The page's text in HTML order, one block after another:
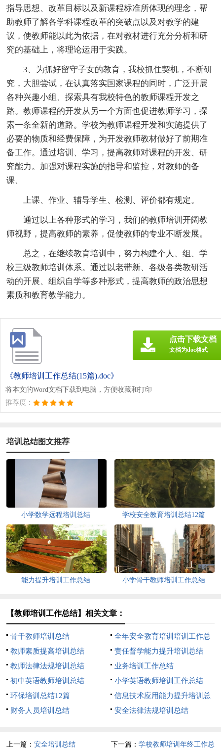
指导思想、改革目标以及新课程标准所体现的理念，帮
助教师了解各学科课程改革的突破点以及对教学的建
议，使教师能以此为依据，在对教材进行充分分析和研
究的基础上，将理论运用于实践。
3、为抓好留守子女的教育，我校抓住契机，不断研
究，大胆尝试，在认真落实国家课程的同时，广泛开展
各种兴趣小组、探索具有我校特色的教师课程开发之
路。教师课程的开发从另一个方面也促进教师学习，探
索一条全新的道路。学校为教师课程开发和实施提供了
必要的物质和经费保障，为开发教师教材做好了前期准
备工作。通过培训、学习，提高教师对课程的开发、研
究能力。加强对课程实施的指导和监控，对教师的备
课、
上课、作业、辅导学生、检测、评价都有规定。
通过以上各种形式的学习，我们的教师培训开阔教
师视野，提高教师的素养，促使教师的专业不断发展。
总之，在继续教育培训中，努力构建个人、组、学
校三级教师培训体系。通过以老带新、各级各类教研活
动的开展、组织自学等多种形式，提高教师的政治思想
素质和教育教学能力。
《教师培训工作总结(15篇).doc》
将本文的Word文档下载到电脑，方便收藏和打印
推荐度：
点击下载文档
文档为doc格式
培训总结图文推荐
小学数学远程培训总结 学校安全教育培训总结12篇
能力提升培训工作总结 小学骨干教师培训工作总结
【教师培训工作总结】相关文章：
骨干教师培训总结
全年安全教育培训培训工作总
结
教师素质提高培训总结
责任督学能力提升培训总结
教师法律法规培训总结
业务培训工作总结
初中英语教师培训总结
小学英语教师培训工作总结
环保培训总结12篇
信息技术应用能力提升培训总
结15篇
财务人员培训总结 安全法律法规培训总结
上一篇：安全培训总结 下一篇： 学校教师培训年终工作总